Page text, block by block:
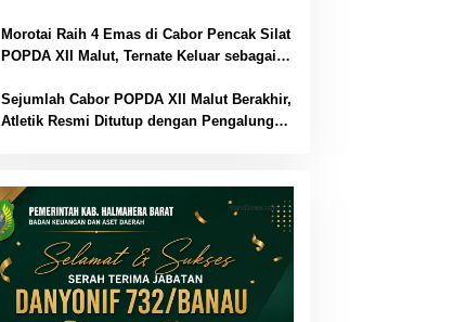
Morotai Raih 4 Emas di Cabor Pencak Silat
POPDA XII Malut, Ternate Keluar sebagai
Sejumlah Cabor POPDA XII Malut Berakhir,
Atletik Resmi Ditutup dengan Pengalungan